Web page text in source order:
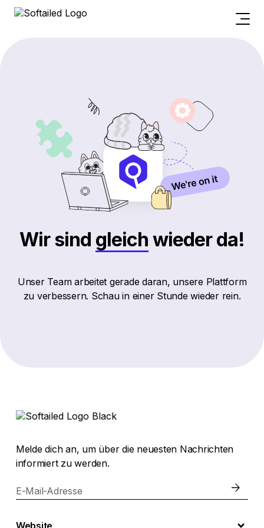
Wir sind gleich wieder da!
Unser Team arbeitet gerade daran, unsere Plattform
zu verbessern. Schau in einer Stunde wieder rein.
Melde dich an, um über die neuesten Nachrichten
informiert zu werden.
E-Mail-Adresse
Website